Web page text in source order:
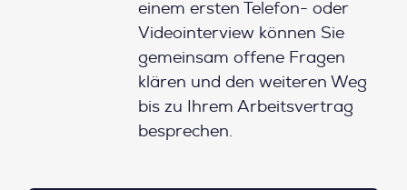
einem ersten Telefon- oder
Videointerview können Sie
gemeinsam offene Fragen
klären und den weiteren Weg
bis zu Ihrem Arbeitsvertrag
besprechen.